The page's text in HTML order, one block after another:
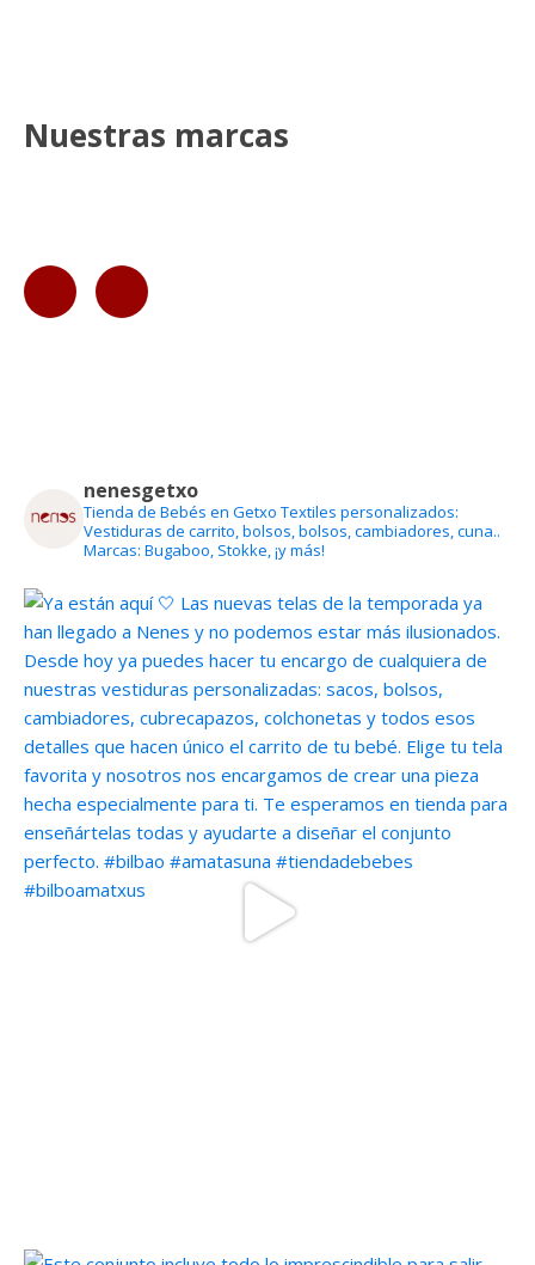
Nuestras marcas
nenesgetxo
Tienda de Bebés en Getxo Textiles personalizados:
Vestiduras de carrito, bolsos, bolsos, cambiadores, cuna..
Marcas: Bugaboo, Stokke, ¡y más!